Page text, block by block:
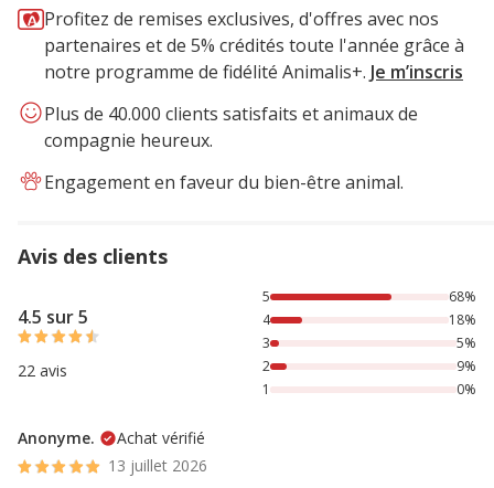
Profitez de remises exclusives, d'offres avec nos
partenaires et de 5% crédités toute l'année grâce à
notre programme de fidélité Animalis+. Je m’inscris
Plus de 40.000 clients satisfaits et animaux de
compagnie heureux.
Engagement en faveur du bien-être animal.
Avis des clients
4.5 sur 5
22 avis
68% des personnes lont noté avec {1} étoiles, 18% des
5
68%
4
18%
3
5%
2
9%
1
0%
Anonyme.
Achat vérifié
13 juillet 2026